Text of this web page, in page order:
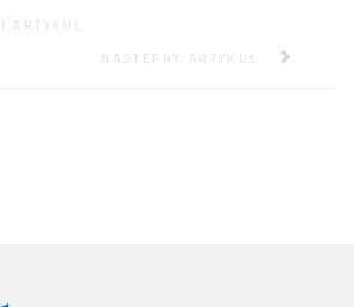
ARTYKUŁ
NASTĘPNY ARTYKUŁ